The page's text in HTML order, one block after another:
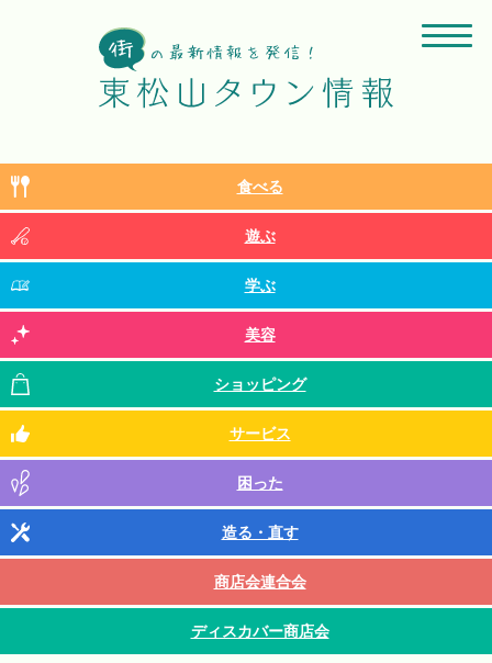
食べる
遊ぶ
学ぶ
美容
ショッピング
サービス
困った
造る・直す
商店会連合会
ディスカバー商店会